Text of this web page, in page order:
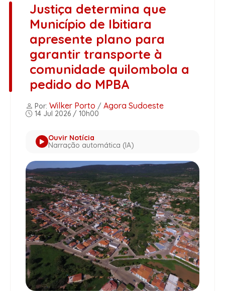
Justiça determina que
Município de Ibitiara
apresente plano para
garantir transporte à
comunidade quilombola a
pedido do MPBA
Por: Wilker Porto / Agora Sudoeste
14 Jul 2026 / 10h00
Ouvir Notícia
Narração automática (IA)